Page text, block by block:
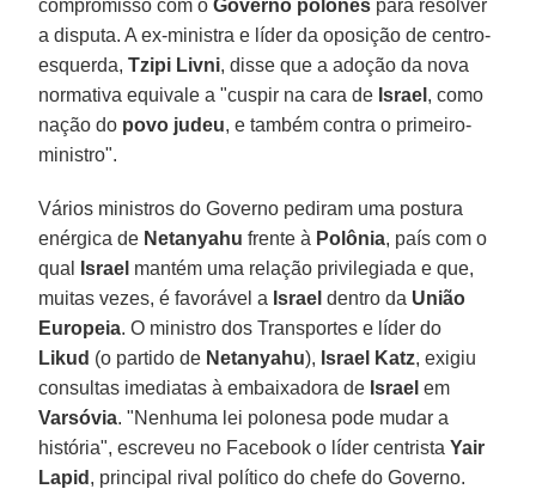
compromisso com oGoverno polonês para resolver
a disputa. A ex-ministra e líder da oposição de centro-
esquerda,Tzipi Livni, disse que a adoção da nova
normativa equivale a "cuspir na cara de Israel , como
nação do povo judeu, e também contra o primeiro-
ministro".
Vários ministros do Governo pediram uma postura
enérgica de Netanyahu frente à Polônia, país com o
qual
Israel mantém uma relação privilegiada e que,
muitas vezes, é favorável a Israel dentro da União
Europeia. O ministro dos Transportes e líder do
Likud (o partido de Netanyahu), Israel Katz, exigiu
consultas imediatas à embaixadora de Israel em
Varsóvia. "Nenhuma lei polonesa pode mudar a
história", escreveu no Facebook o líder centristaYair
Lapid , principal rival político do chefe do Governo.